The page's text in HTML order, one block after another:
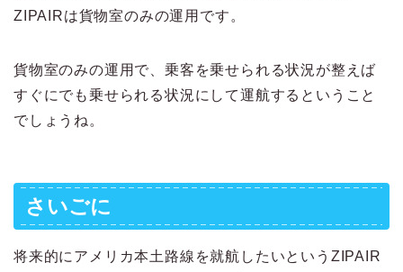
ZIPAIRは貨物室のみの運用です。
貨物室のみの運用で、乗客を乗せられる状況が整えば
すぐにでも乗せられる状況にして運航するということ
でしょうね。
さいごに
将来的にアメリカ本土路線を就航したいというZIPAIR